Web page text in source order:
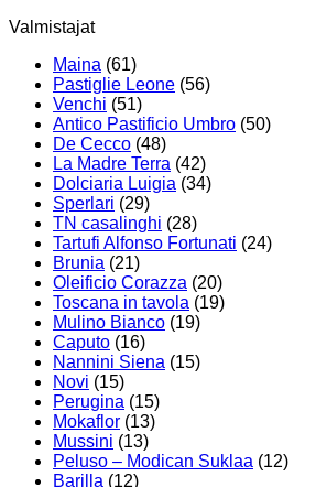
Valmistajat
Maina (61)
Pastiglie Leone (56)
Venchi (51)
Antico Pastificio Umbro (50)
De Cecco (48)
La Madre Terra (42)
Dolciaria Luigia (34)
Sperlari (29)
TN casalinghi (28)
Tartufi Alfonso Fortunati (24)
Brunia (21)
Oleificio Corazza (20)
Toscana in tavola (19)
Mulino Bianco (19)
Caputo (16)
Nannini Siena (15)
Novi (15)
Perugina (15)
Mokaflor (13)
Mussini (13)
Peluso – Modican Suklaa (12)
Barilla (12)